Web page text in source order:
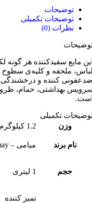
تکمیلی
(0)
سفیدکننده هر گونه
و کلیه‌ی سطوح
کننده و درخشندگی
حمام، ظروف و
تکمیلی
برند میامی – Mayamay
1 لیتری
تمیز کننده